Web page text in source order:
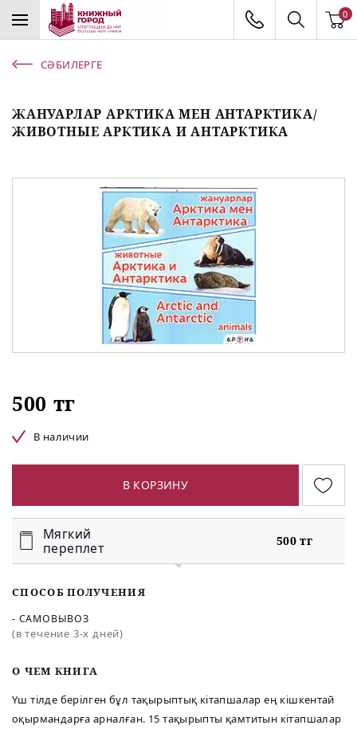
0
СӘБИЛЕРГЕ
ЖАНУАРЛАР АРКТИКА МЕН АНТАРКТИКА/
ЖИВОТНЫЕ АРКТИКА И АНТАРКТИКА
O ЧЕМ КНИГА
Үш тілде берілген бұл тақырыптық кітапшалар ең кішкентай
оқырмандарға арналған. 15 тақырыпты қамтитын кітапшалар
500 тг
В наличии
В КОРЗИНУ
Мягкий
переплет
500 тг
СПОСОБ ПОЛУЧЕНИЯ
- САМОВЫВОЗ
(в течение 3-х дней)